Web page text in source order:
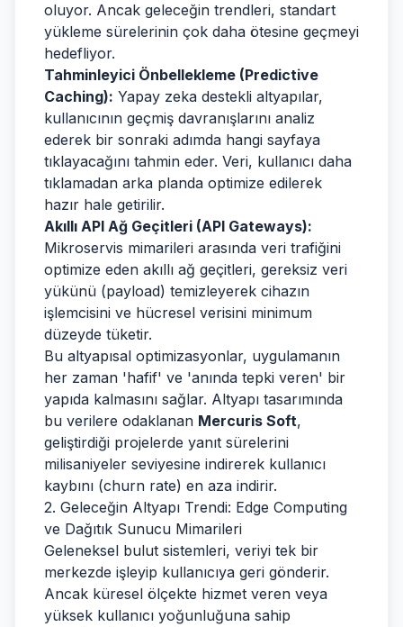
oluyor. Ancak geleceğin trendleri, standart
yükleme sürelerinin çok daha ötesine geçmeyi
hedefliyor.
Tahminleyici Önbellekleme (Predictive
Caching): Yapay zeka destekli altyapılar,
kullanıcının geçmiş davranışlarını analiz
ederek bir sonraki adımda hangi sayfaya
tıklayacağını tahmin eder. Veri, kullanıcı daha
tıklamadan arka planda optimize edilerek
hazır hale getirilir.
Akıllı API Ağ Geçitleri (API Gateways):
Mikroservis mimarileri arasında veri trafiğini
optimize eden akıllı ağ geçitleri, gereksiz veri
yükünü (payload) temizleyerek cihazın
işlemcisini ve hücresel verisini minimum
düzeyde tüketir.
Bu altyapısal optimizasyonlar, uygulamanın
her zaman 'hafif' ve 'anında tepki veren' bir
yapıda kalmasını sağlar. Altyapı tasarımında
bu verilere odaklanan Mercuris Soft,
geliştirdiği projelerde yanıt sürelerini
milisaniyeler seviyesine indirerek kullanıcı
kaybını (churn rate) en aza indirir.
2. Geleceğin Altyapı Trendi: Edge Computing
ve Dağıtık Sunucu Mimarileri
Geleneksel bulut sistemleri, veriyi tek bir
merkezde işleyip kullanıcıya geri gönderir.
Ancak küresel ölçekte hizmet veren veya
yüksek kullanıcı yoğunluğuna sahip